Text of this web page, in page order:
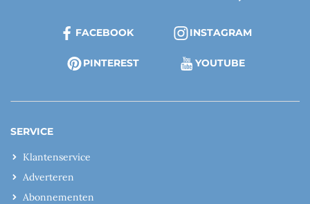
FACEBOOK INSTAGRAM
PINTEREST YOUTUBE
SERVICE
Klantenservice
Adverteren
Abonnementen